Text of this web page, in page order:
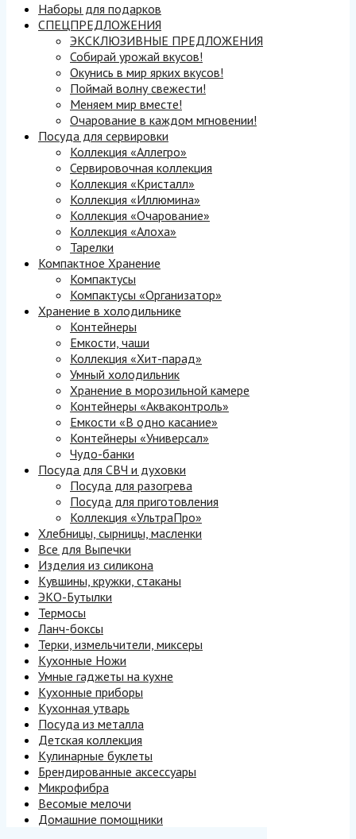
Наборы для подарков
СПЕЦПРЕДЛОЖЕНИЯ
ЭКСКЛЮЗИВНЫЕ ПРЕДЛОЖЕНИЯ
Собирай урожай вкусов!
Окунись в мир ярких вкусов!
Поймай волну свежести!
Меняем мир вместе!
Очарование в каждом мгновении!
Посуда для сервировки
Коллекция «Аллегро»
Сервировочная коллекция
Коллекция «Кристалл»
Коллекция «Иллюмина»
Коллекция «Очарование»
Коллекция «Алоха»
Тарелки
Компактное Хранение
Компактусы
Компактусы «Организатор»
Хранение в холодильнике
Контейнеры
Емкости, чаши
Коллекция «Хит-парад»
Умный холодильник
Хранение в морозильной камере
Контейнеры «Акваконтроль»
Емкости «В одно касание»
Контейнеры «Универсал»
Чудо-банки
Посуда для СВЧ и духовки
Посуда для разогрева
Посуда для приготовления
Коллекция «УльтраПро»
Хлебницы, сырницы, масленки
Все для Выпечки
Изделия из силикона
Кувшины, кружки, стаканы
ЭКО-Бутылки
Термосы
Ланч-боксы
Терки, измельчители, миксеры
Кухонные Ножи
Умные гаджеты на кухне
Кухонные приборы
Кухонная утварь
Посуда из металла
Детская коллекция
Кулинарные буклеты
Брендированные аксессуары
Микрофибра
Весомые мелочи
Домашние помощники